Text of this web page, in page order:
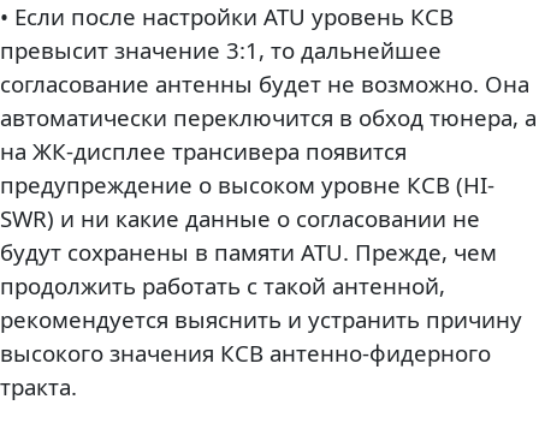
• Если после настройки ATU уровень КСВ
превысит значение 3:1, то дальнейшее
согласование антенны будет не возможно. Она
автоматически переключится в обход тюнера, а
на ЖК-дисплее трансивера появится
предупреждение о высоком уровне КСВ (HI-
SWR) и ни какие данные о согласовании не
будут сохранены в памяти ATU. Прежде, чем
продолжить работать с такой антенной,
рекомендуется выяснить и устранить причину
высокого значения КСВ антенно-фидерного
тракта.